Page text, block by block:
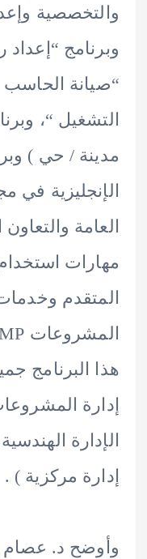
وإعداد
“إعداد رئيس
الحاسب الآلي
“، وبرنامج (
/ حي ) وبرنامج
في مجال
والتعاون
استخدام
وخدمات جوجل
جميع
المشروعات /
الهندسية
مركزية ) .
د. عصام